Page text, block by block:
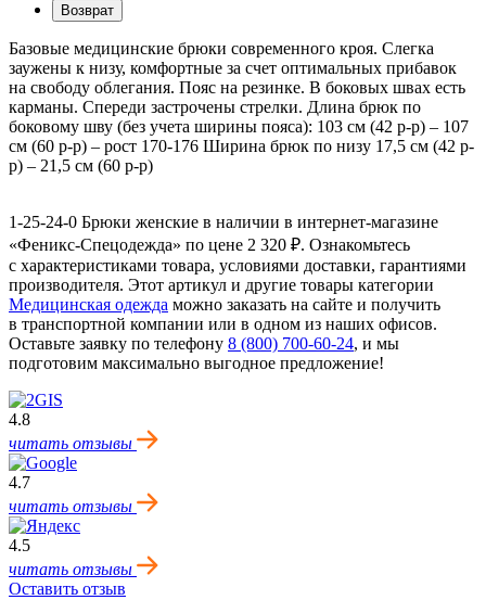
Возврат
Базовые медицинские брюки современного кроя. Слегка
заужены к низу, комфортные за счет оптимальных прибавок
на свободу облегания. Пояс на резинке. В боковых швах есть
карманы. Спереди застрочены стрелки. Длина брюк по
боковому шву (без учета ширины пояса): 103 см (42 р-р) – 107
см (60 р-р) – рост 170-176 Ширина брюк по низу 17,5 см (42 р-
р) – 21,5 см (60 р-р)
1-25-24-0 Брюки женские в наличии в интернет-магазине
«Феникс-Спецодежда» по цене 2 320 ₽. Ознакомьтесь
с характеристиками товара, условиями доставки, гарантиями
производителя. Этот артикул и другие товары категории
Медицинская одежда можно заказать на сайте и получить
в транспортной компании или в одном из наших офисов.
Оставьте заявку по телефону 8 (800) 700-60-24, и мы
подготовим максимально выгодное предложение!
4.8
читать отзывы
4.7
читать отзывы
4.5
читать отзывы
Оставить отзыв